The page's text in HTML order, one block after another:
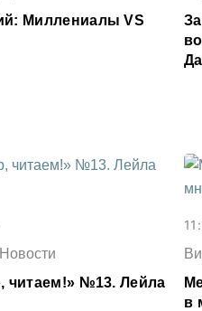
Миллениалы VS
читаем!» №13. Лейла
в